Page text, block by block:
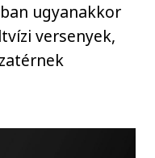
ugyanakkor
versenyek,